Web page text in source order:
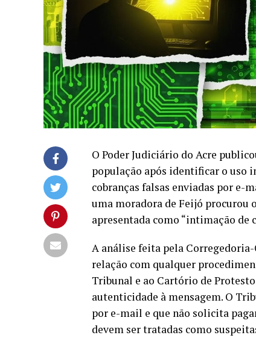
O Poder Judiciário do Acre
população após identificar o uso
cobranças falsas enviadas por e-
uma moradora de Feijó procurou
apresentada como “intimação de
A análise feita pela
relação com qualquer
Tribunal e ao Cartório de
autenticidade à mensagem. O
por e-mail e que não solicita
devem ser tratadas como